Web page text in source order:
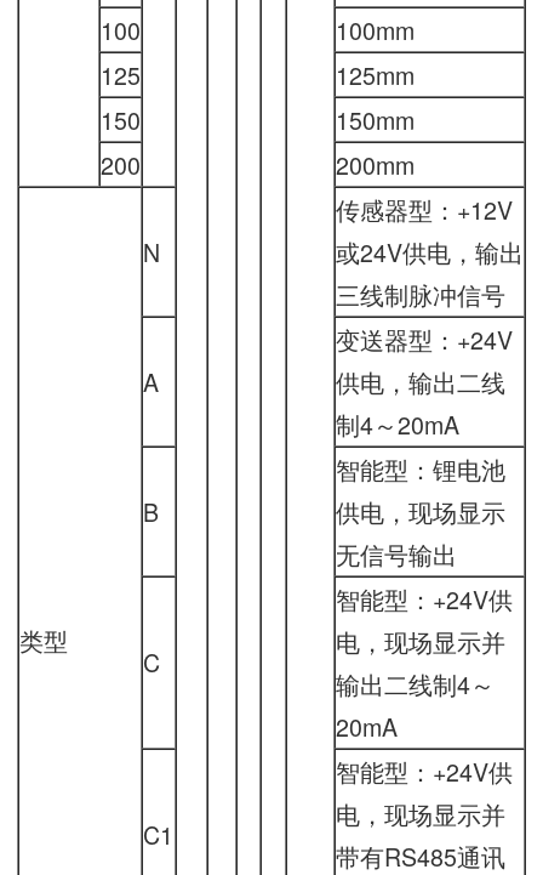
100
100mm
125
125mm
150
150mm
200
200mm
类型
N
传感器型：+12V
或24V供电，输出
三线制脉冲信号
A
变送器型：+24V
供电，输出二线
制4～20mA
B
智能型：锂电池
供电，现场显示
无信号输出
C
智能型：+24V供
电，现场显示并
输出二线制4～
20mA
C1
智能型：+24V供
电，现场显示并
带有RS485通讯